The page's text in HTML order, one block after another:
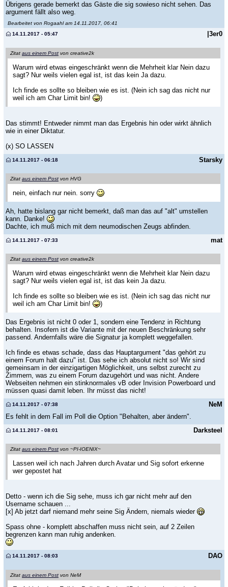
Übrigens gerade bemerkt das Gäste die sig sowieso nicht sehen. Das
argument fällt also weg.
Bearbeitet von Rogaahl am 14.11.2017, 06:41
|3er0
14.11.2017 - 05:47
Zitat aus einem Post von creative2k
Warum wird etwas eingeschränkt wenn die Mehrheit klar Nein dazu
sagt? Nur weils vielen egal ist, ist das kein Ja dazu.
Ich finde es sollte so bleiben wie es ist. (Nein ich sag das nicht nur
weil ich am Char Limit bin!
)
Das stimmt! Entweder nimmt man das Ergebnis hin oder wirkt ähnlich
wie in einer Diktatur.
(x) SO LASSEN
Starsky
14.11.2017 - 06:18
Zitat aus einem Post von HVG
nein, einfach nur nein. sorry
Ah, hatte bislang gar nicht bemerkt, daß man das auf "alt" umstellen
kann. Danke!
Dachte, ich muß mich mit dem neumodischen Zeugs abfinden.
mat
14.11.2017 - 07:33
Zitat aus einem Post von creative2k
Warum wird etwas eingeschränkt wenn die Mehrheit klar Nein dazu
sagt? Nur weils vielen egal ist, ist das kein Ja dazu.
Ich finde es sollte so bleiben wie es ist. (Nein ich sag das nicht nur
weil ich am Char Limit bin!
)
Das Ergebnis ist nicht 0 oder 1, sondern eine Tendenz in Richtung
behalten. Insofern ist die Variante mit der neuen Beschränkung sehr
passend. Andernfalls wäre die Signatur ja komplett weggefallen.
Ich finde es etwas schade, dass das Hauptargument "das gehört zu
einem Forum halt dazu" ist. Das sehe ich absolut nicht so! Wir sind
gemeinsam in der einzigartigen Möglichkeit, uns selbst zurecht zu
Zimmern, was zu einem Forum dazugehört und was nicht. Andere
Webseiten nehmen ein stinknormales vB oder Invision Powerboard und
müssen quasi damit leben. Ihr müsst das nicht!
NeM
14.11.2017 - 07:38
Es fehlt in dem Fall im Poll die Option "Behalten, aber ändern".
Darksteel
14.11.2017 - 08:01
Zitat aus einem Post von ~PI-IOENIX~
Lassen weil ich nach Jahren durch Avatar und Sig sofort erkenne
wer gepostet hat
Detto - wenn ich die Sig sehe, muss ich gar nicht mehr auf den
Username schauen ...
[x] Ab jetzt darf niemand mehr seine Sig Ändern, niemals wieder
Spass ohne - komplett abschaffen muss nicht sein, auf 2 Zeilen
begrenzen kann man ruhig andenken.
DAO
14.11.2017 - 08:03
Zitat aus einem Post von NeM